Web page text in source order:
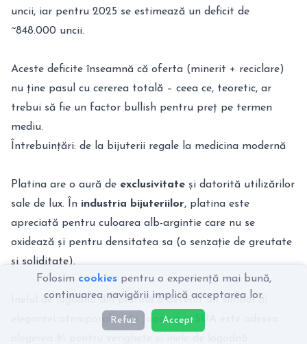
uncii, iar pentru 2025 se estimează un deficit de
~848.000 uncii.
Aceste deficite înseamnă că oferta (minerit + reciclare)
nu ține pasul cu cererea totală – ceea ce, teoretic, ar
trebui să fie un factor bullish pentru preț pe termen
mediu.
Întrebuințări: de la bijuterii regale la medicina modernă
Platina are o aură de exclusivitate și datorită utilizărilor
sale de lux. În industria bijuteriilor, platina este
apreciată pentru culoarea alb-argintie care nu se
oxidează și pentru densitatea sa (o senzație de greutate
și soliditate).
Inelul de logodnă din platină a devenit un simbol al
eleganței atemporale – în Japonia și SUA este adesea
Folosim cookies pentru o experiență mai bună,
continuarea navigării implică acceptarea lor.
Refuz Accept